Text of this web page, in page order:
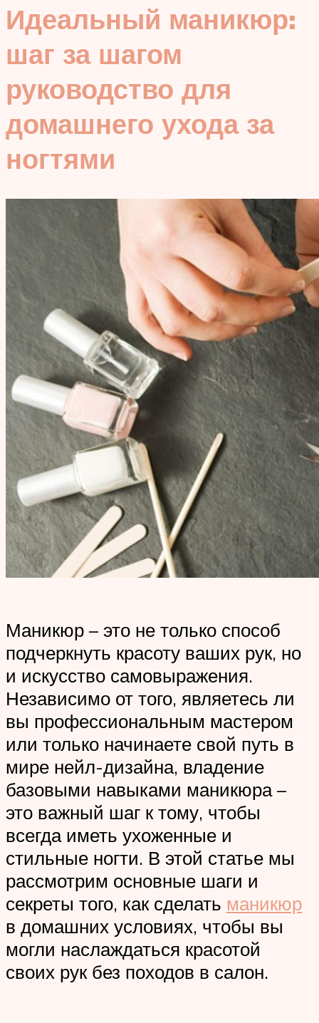
Идеальный маникюр:
шаг за шагом
руководство для
домашнего ухода за
ногтями
Маникюр – это не только способ
подчеркнуть красоту ваших рук, но
и искусство самовыражения.
Независимо от того, являетесь ли
вы профессиональным мастером
или только начинаете свой путь в
мире нейл-дизайна, владение
базовыми навыками маникюра –
это важный шаг к тому, чтобы
всегда иметь ухоженные и
стильные ногти. В этой статье мы
рассмотрим основные шаги и
секреты того, как сделать маникюр
в домашних условиях, чтобы вы
могли наслаждаться красотой
своих рук без походов в салон.